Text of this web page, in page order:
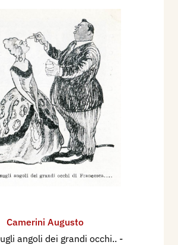
Camerini Augusto
angoli dei grandi occhi.. -